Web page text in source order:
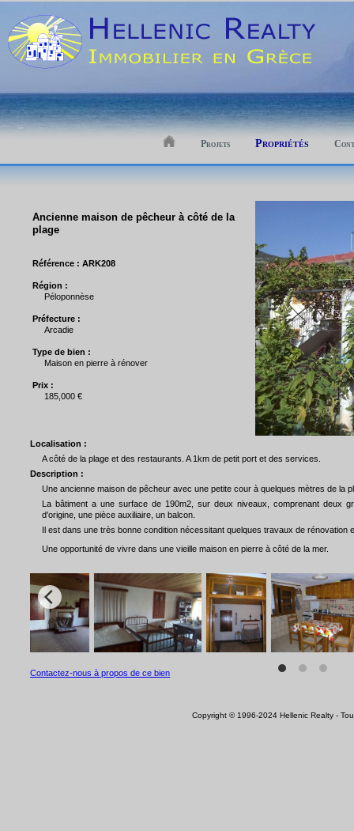
Projets Propriétés
Ancienne maison de pêcheur à côté de la
plage
Référence : ARK208
Région :
Péloponnèse
Préfecture :
Arcadie
Type de bien :
Maison en pierre à rénover
Prix :
185,000 €
Localisation :
A côté de la plage et des restaurants. A 1km de petit port et des services.
Description :
Une ancienne maison de pêcheur avec une petite cour à quelques mètres de la
La bâtiment a une surface de 190m2, sur deux niveaux, comprenant deux
d'origine, une pièce auxiliaire, un balcon.
Il est dans une très bonne condition nécessitant quelques travaux de rénovation
Une opportunité de vivre dans une vieille maison en pierre à côté de la mer.
Contactez-nous à propos de ce bien
Copyright © 1996-2024 Hellenic Realty -